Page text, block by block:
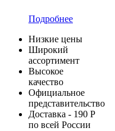
Подробнее
Низкие цены
Широкий
ассортимент
Высокое
качество
Официальное
представительство
Доставка - 190 Р
по всей России